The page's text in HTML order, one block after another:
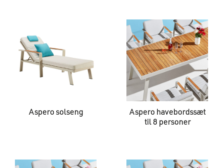
Aspero solseng
Aspero havebordssæt
til 8 personer